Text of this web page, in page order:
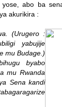
abo ba
akurikira :
(Urugero :
yabujije
mu Budage.)
byabo
mu Rwanda
Sena kandi